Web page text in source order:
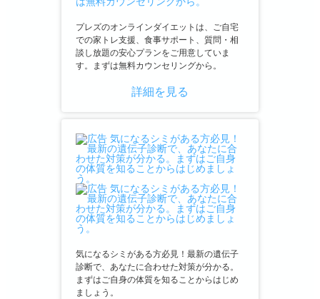
プレズのオンラインダイエットは、ご自宅
での家トレ支援、食事サポート、質問・相
談し放題の安心プランをご用意していま
す。まずは無料カウンセリングから。
詳細を見る
気になるシミがある方必見！最新の遺伝子
診断で、あなたに合わせた対策が分かる。
まずはご自身の体質を知ることからはじめ
ましょう。